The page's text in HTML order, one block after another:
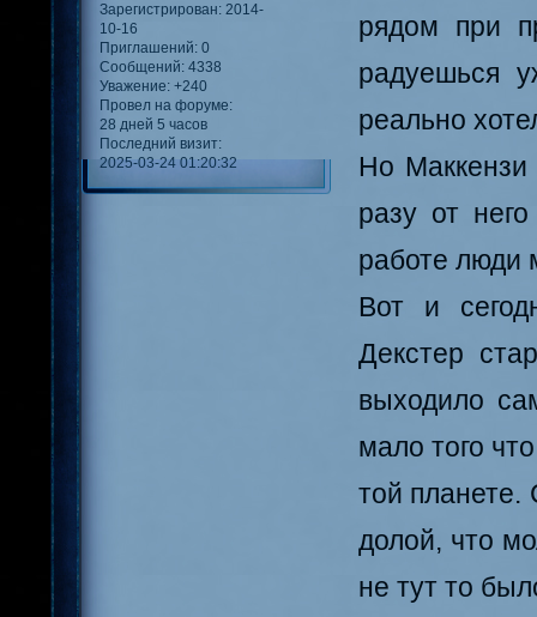
Зарегистрирован: 2014-
10-16
Приглашений: 0
Сообщений: 4338
Уважение: +240
Провел на форуме:
28 дней 5 часов
Последний визит:
2025-03-24 01:20:32
рядом при
радуешься
реально
Но
разу от
работе люди
Вот и
Декстер
выходило
мало того
той
долой, что
не тут то